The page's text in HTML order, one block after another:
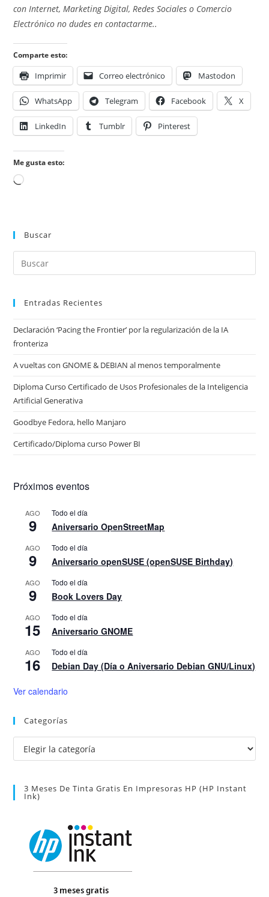
con Internet, Marketing Digital, Redes Sociales o Comercio
Electrónico no dudes en contactarme..
Comparte esto:
Imprimir Correo electrónico Mastodon
WhatsApp Telegram Facebook X
LinkedIn Tumblr Pinterest
Me gusta esto:
Cargando...
Buscar
Entradas Recientes
Declaración ‘Pacing the Frontier’ por la regularización de la IA
fronteriza
A vueltas con GNOME & DEBIAN al menos temporalmente
Diploma Curso Certificado de Usos Profesionales de la Inteligencia
Artificial Generativa
Goodbye Fedora, hello Manjaro
Certificado/Diploma curso Power BI
Próximos eventos
AGO
9
Todo el día
Aniversario OpenStreetMap
AGO
9
Todo el día
Aniversario openSUSE (openSUSE Birthday)
AGO
9
Todo el día
Book Lovers Day
AGO
15
Todo el día
Aniversario GNOME
AGO
16
Todo el día
Debian Day (Día o Aniversario Debian GNU/Linux)
Ver calendario
Categorías
Categorías
3 Meses De Tinta Gratis En Impresoras HP (HP Instant
Ink)